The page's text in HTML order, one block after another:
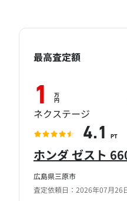
広島県三原市
査定依頼日：2026年07月26
ホンダ ゼスト
最高査定額
1 万
円
ネクステージ
4.1 PT